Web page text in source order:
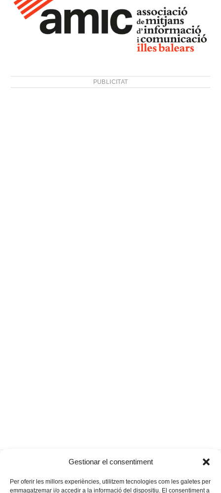
Gestionar el consentiment
Per oferir les millors experiències, utilitzem tecnologies com les galetes per
emmagatzemar i/o accedir a la informació del dispositiu. El consentiment a
PUBLICITAT
entorn còmode
next
Eduard Servera